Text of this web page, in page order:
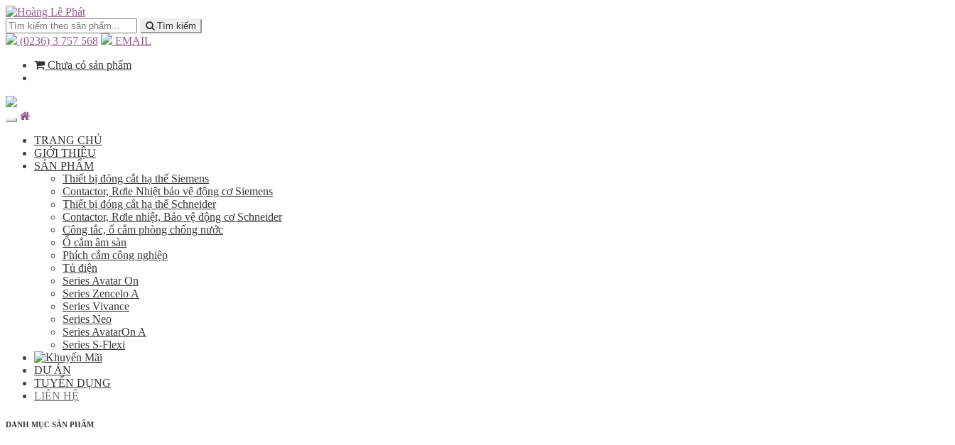
Tìm kiếm
(0236) 3 757 568
EMAIL
Chưa có sản phẩm
TRANG CHỦ
GIỚI THIỆU
SẢN PHẨM
Thiết bị đóng cắt hạ thế Siemens
Contactor, Rơle Nhiệt bảo vệ động cơ Siemens
Thiết bị đóng cắt hạ thế Schneider
Contactor, Rơle nhiệt, Bảo vệ động cơ Schneider
Công tắc, ổ cắm phòng chống nước
Ổ cắm âm sàn
Phích cắm công nghiệp
Tủ điện
Series Avatar On
Series Zencelo A
Series Vivance
Series Neo
Series AvatarOn A
Series S-Flexi
DỰ ÁN
TUYỂN DỤNG
LIÊN HỆ
DANH MỤC SẢN PHẨM